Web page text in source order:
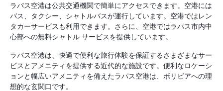
ラパス空港は公共交通機関で簡単にアクセスできます。空港には
バス、タクシー、シャトルバスが運行しています。空港ではレン
タカーサービスも利用できます。さらに、空港ではラパス市内中
心部への無料シャトル サービスを提供しています。
ラパス空港は、快適で便利な旅行体験を保証するさまざまなサー
ビスとアメニティを提供する近代的な施設です。便利なロケーシ
ョンと幅広いアメニティを備えたラパス空港は、ボリビアへの理
想的な玄関口です。